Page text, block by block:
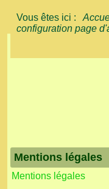
Vous êtes ici :
configuration page
Mentions légales
Mentions légales